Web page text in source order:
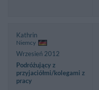
Kathrin
Niemcy
Wrzesień 2012
Podróżujący z
przyjaciółmi/kolegami z
pracy